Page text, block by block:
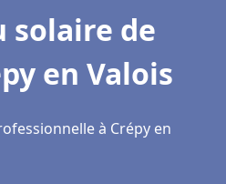
solaire de
en Valois
à Crépy en